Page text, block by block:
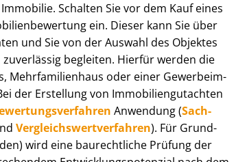
Schalten Sie vor dem Kauf eines
ein. Dieser kann Sie über
und Sie von der Auswahl des Objektes
begleiten. Hierfür werden die
Mehr­fa­mi­li­en­haus oder einer Ge­wer­be­im­
der Erstellung von Im­mo­bi­li­en­gut­ach­ten
Anwendung (Sach­
Ver­gleichs­wert­ver­fah­ren). Für Grund­
wird eine baurechtliche Prüfung der